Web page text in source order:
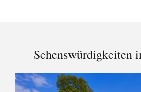
Sehenswürdigkeiten